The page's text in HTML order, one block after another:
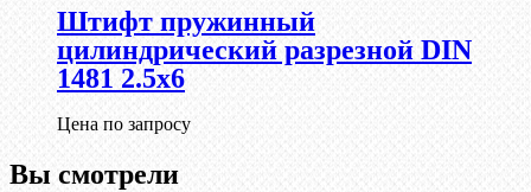
Штифт пружинный
цилиндрический разрезной DIN
1481 2.5х6
Цена по запросу
Вы смотрели